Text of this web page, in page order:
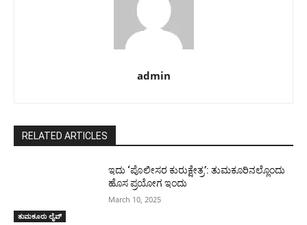
admin
RELATED ARTICLES
ತುಮಕೂರು ಲೈವ್
ಇದು ‘ಪೊಲೀಸರ ಕುರುಕ್ಷೇತ್ರ’: ತುಮಕೂರಿನಲ್ಲೊಂದು
ಹೊಸ ಪ್ರಯೋಗ ಇಂದು
March 10, 2025